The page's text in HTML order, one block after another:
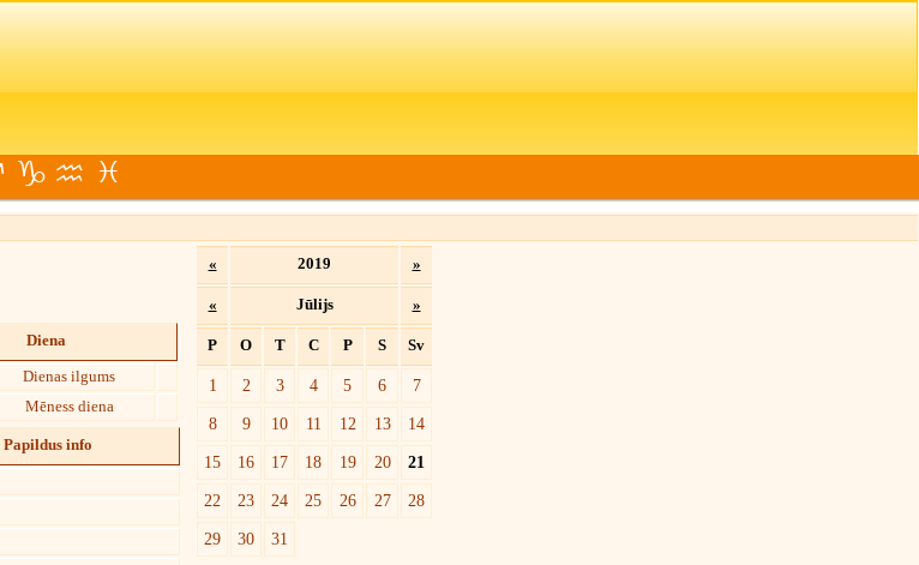
Diena
Dienas ilgums
Mēness diena
Papildus info
« 2019 »
« Jūlijs »
P O T C P S Sv
1 2 3 4 5 6
7
8
9 10 11 12 13
14
15
16 17 18 19 20
21
22
23 24 25 26 27
28
29
30 31